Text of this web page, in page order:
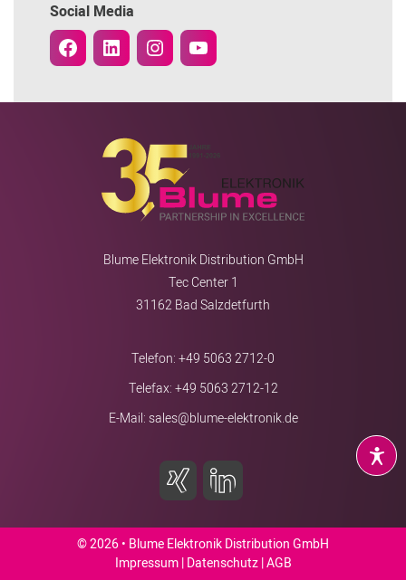
Social Media
Blume Elektronik Distribution GmbH
Tec Center 1
31162 Bad Salzdetfurth
Telefon:+49 5063 2712-0
Telefax: +49 5063 2712-12
E-Mail:sales@blume-elektronik.de
© 2026 • Blume Elektronik Distribution GmbH
Impressum|Datenschutz|AGB